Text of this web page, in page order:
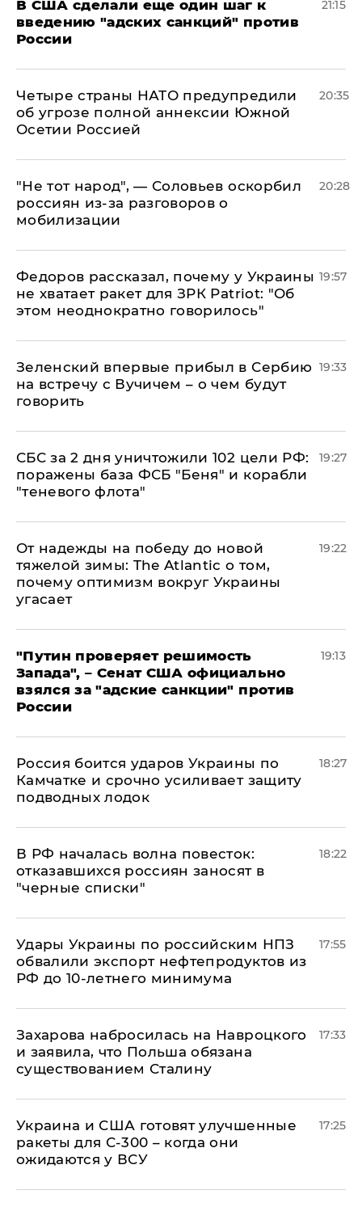
В США сделали еще один шаг к
введению "адских санкций" против
России
21:15
Четыре страны НАТО предупредили
об угрозе полной аннексии Южной
Осетии Россией
20:35
​"Не тот народ", — Соловьев оскорбил
россиян из-за разговоров о
мобилизации
20:28
Федоров рассказал, почему у Украины
не хватает ракет для ЗРК Patriot: "Об
этом неоднократно говорилось"
19:57
Зеленский впервые прибыл в Сербию
на встречу с Вучичем – о чем будут
говорить
19:33
СБС за 2 дня уничтожили 102 цели РФ:
поражены база ФСБ "Беня" и корабли
"теневого флота"
19:27
От надежды на победу до новой
тяжелой зимы: The Atlantic о том,
почему оптимизм вокруг Украины
угасает
19:22
"Путин проверяет решимость
Запада", – Сенат США официально
взялся за "адские санкции" против
России
19:13
Россия боится ударов Украины по
Камчатке и срочно усиливает защиту
подводных лодок
18:27
​В РФ началась волна повесток:
отказавшихся россиян заносят в
"черные списки"
18:22
Удары Украины по российским НПЗ
обвалили экспорт нефтепродуктов из
РФ до 10-летнего минимума
17:55
​Захарова набросилась на Навроцкого
и заявила, что Польша обязана
существованием Сталину
17:33
Украина и США готовят улучшенные
ракеты для С-300 – когда они
ожидаются у ВСУ
17:25